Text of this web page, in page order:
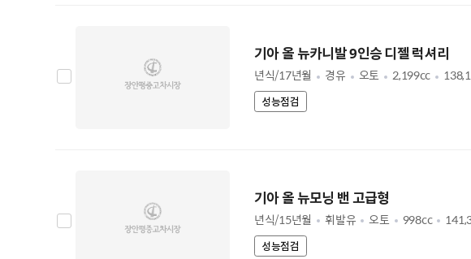
기아 올 뉴카니발 9인승 디젤 럭셔리
년식/17년월 경유 오토 2,199cc
성능점검
기아 올 뉴모닝 밴 고급형
년식/15년월 휘발유 오토 998cc
성능점검